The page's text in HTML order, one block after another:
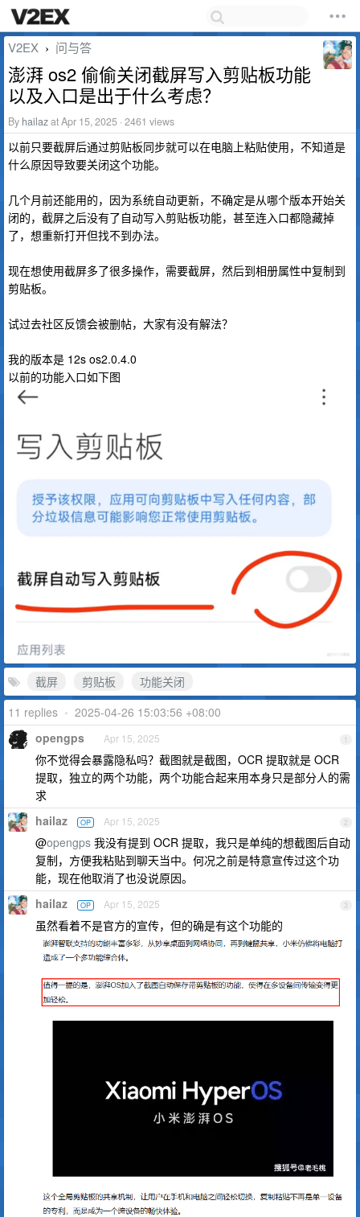
V2EX › 问与答
澎湃 os2 偷偷关闭截屏写入剪贴板功能
以及入口是出于什么考虑？
By hailazat Apr 15, 2025 · 2461 views
以前只要截屏后通过剪贴板同步就可以在电脑上粘贴使用，不知道是
什么原因导致要关闭这个功能。
几个月前还能用的，因为系统自动更新，不确定是从哪个版本开始关
闭的，截屏之后没有了自动写入剪贴板功能，甚至连入口都隐藏掉
了，想重新打开但找不到办法。
现在想使用截屏多了很多操作，需要截屏，然后到相册属性中复制到
剪贴板。
试过去社区反馈会被删帖，大家有没有解法？
我的版本是 12s os2.0.4.0
以前的功能入口如下图
截屏 剪贴板
功能关闭
11 replies • 2025-04-26 15:03:56 +08:00
1
opengps Apr 15, 2025
你不觉得会暴露隐私吗？截图就是截图，OCR 提取就是 OCR
提取，独立的两个功能，两个功能合起来用本身只是部分人的需
求
2
hailaz OP Apr 15, 2025
@opengps 我没有提到 OCR 提取，我只是单纯的想截图后自动
复制，方便我粘贴到聊天当中。何况之前是特意宣传过这个功
能，现在他取消了也没说原因。
3
hailaz OP Apr 15, 2025
虽然看着不是官方的宣传，但的确是有这个功能的